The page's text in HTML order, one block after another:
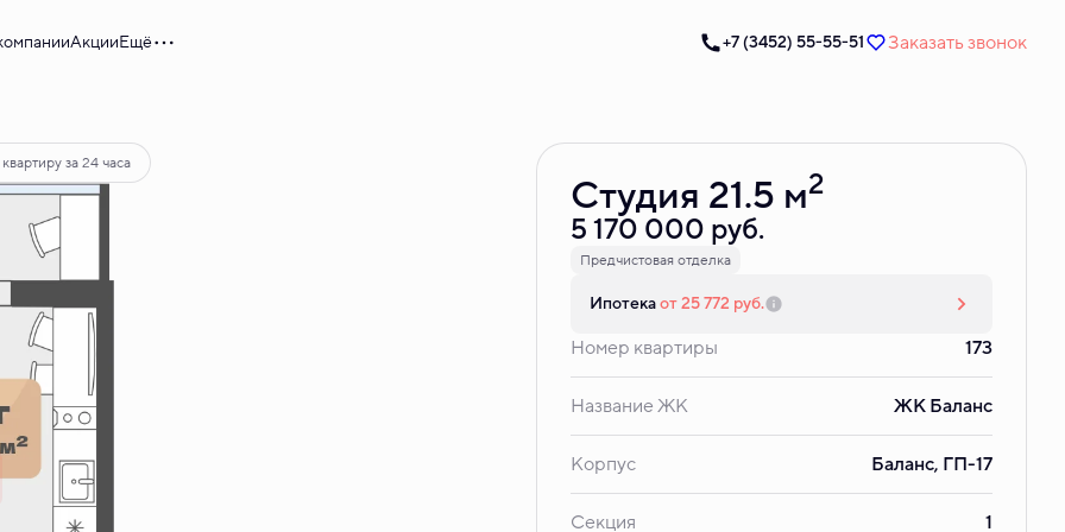
АкцииЕщё +7 (3452) 55-55-51 Заказать звонок
Забронировать
за 24 часа
Студия 21.5 м2
5 170 000 руб.
Предчистовая отделка
Ипотекаот 25 772 руб.
Номер квартиры 173
Название ЖК ЖК Баланс
Корпус Баланс, ГП-17
Секция 1